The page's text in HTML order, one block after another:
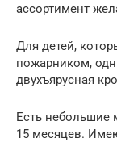
ассортимент
Для детей,
пожарником,
двухъярусная
Есть небольшие
15 месяцев.